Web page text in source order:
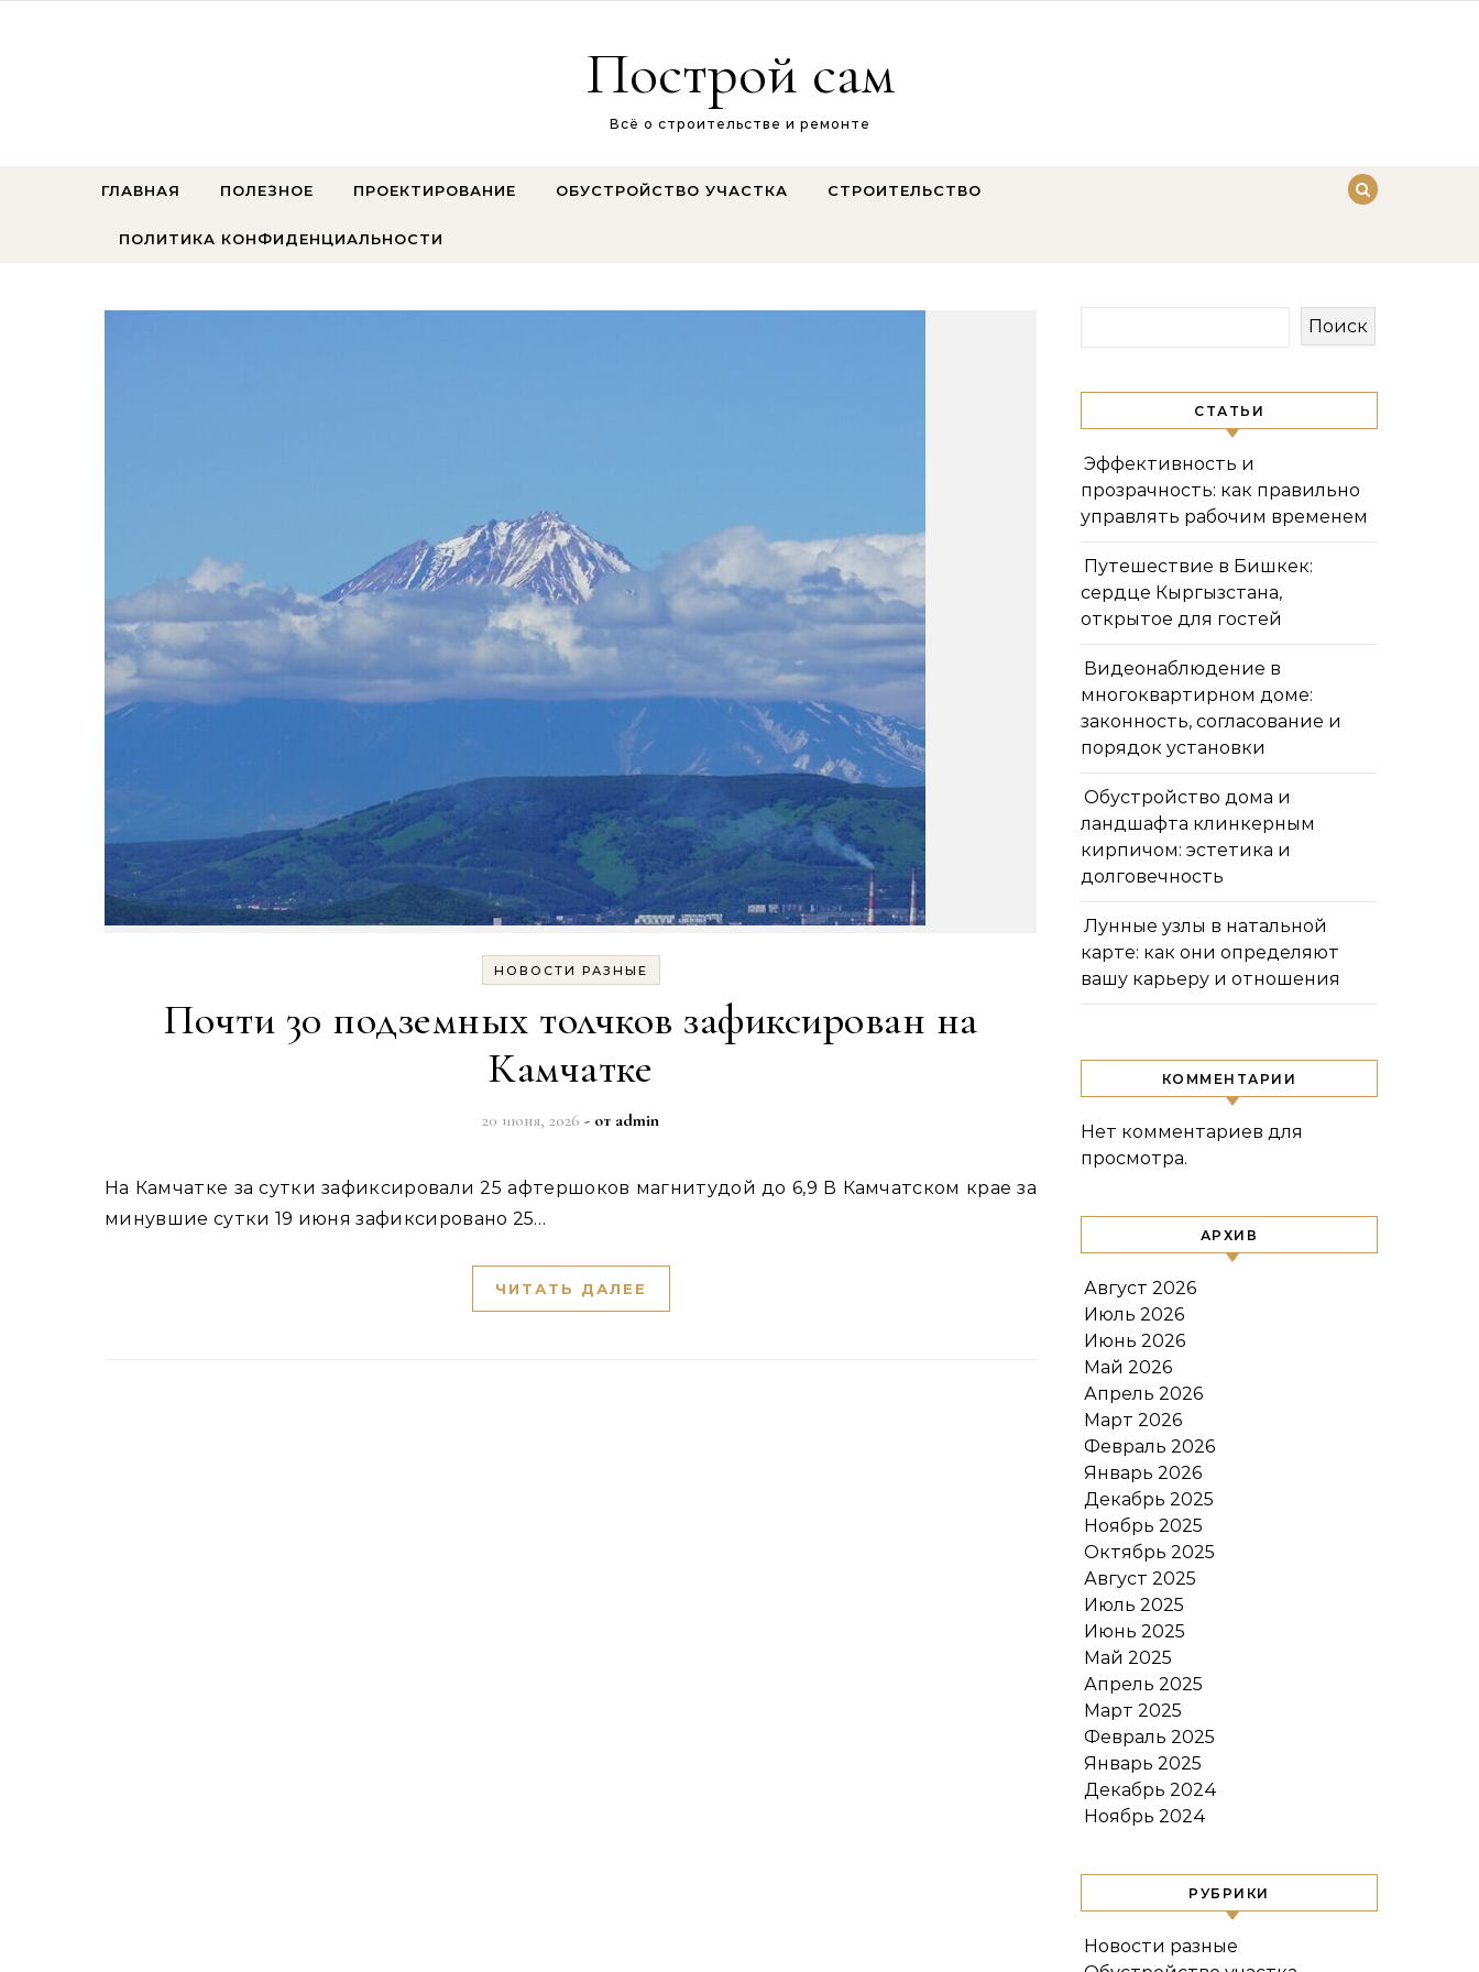
Построй сам
Всё о строительстве и ремонте
ГЛАВНАЯ ПОЛЕЗНОЕ ПРОЕКТИРОВАНИЕ ОБУСТРОЙСТВО УЧАСТКА СТРОИТЕЛЬСТВО
ПОЛИТИКА КОНФИДЕНЦИАЛЬНОСТИ
НОВОСТИ РАЗНЫЕ
Почти 30 подземных толчков зафиксирован на
Камчатке
20 июня, 2026 - от admin
На Камчатке за сутки зафиксировали 25 афтершоков магнитудой до 6,9 В Камчатском крае за
минувшие сутки 19 июня зафиксировано 25…
ЧИТАТЬ ДАЛЕЕ
Поиск
СТАТЬИ
Эффективность и
прозрачность: как правильно
управлять рабочим временем
Путешествие в Бишкек:
сердце Кыргызстана,
открытое для гостей
Видеонаблюдение в
многоквартирном доме:
законность, согласование и
порядок установки
Обустройство дома и
ландшафта клинкерным
кирпичом: эстетика и
долговечность
Лунные узлы в натальной
карте: как они определяют
вашу карьеру и отношения
КОММЕНТАРИИ
Нет комментариев для
просмотра.
АРХИВ
Август 2026
Июль 2026
Июнь 2026
Май 2026
Апрель 2026
Март 2026
Февраль 2026
Январь 2026
Декабрь 2025
Ноябрь 2025
Октябрь 2025
Август 2025
Июль 2025
Июнь 2025
Май 2025
Апрель 2025
Март 2025
Февраль 2025
Январь 2025
Декабрь 2024
Ноябрь 2024
РУБРИКИ
Новости разные